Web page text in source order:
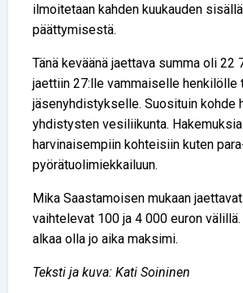
ilmoitetaan kahden kuukauden
päättymisestä.
Tänä keväänä jaettava summa oli 22
jaettiin 27:lle vammaiselle henkilölle
jäsenyhdistykselle. Suosituin kohde
yhdistysten vesiliikunta.
harvinaisempiin kohteisiin kuten
pyörätuolimiekkailuun.
Mika Saastamoisen mukaan
vaihtelevat 100 ja 4 000 euron
alkaa olla jo aika maksimi.
Teksti ja kuva: Kati Soininen